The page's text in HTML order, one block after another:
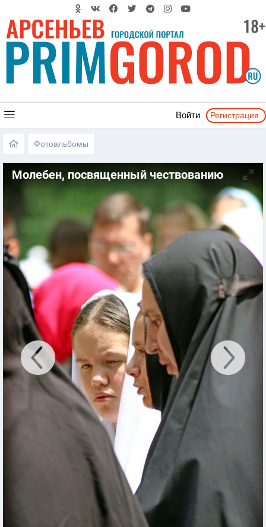
Войти Регистрация
Фотоальбомы
Молебен, посвященный чествованию
Святых Петра и Февронии 2017